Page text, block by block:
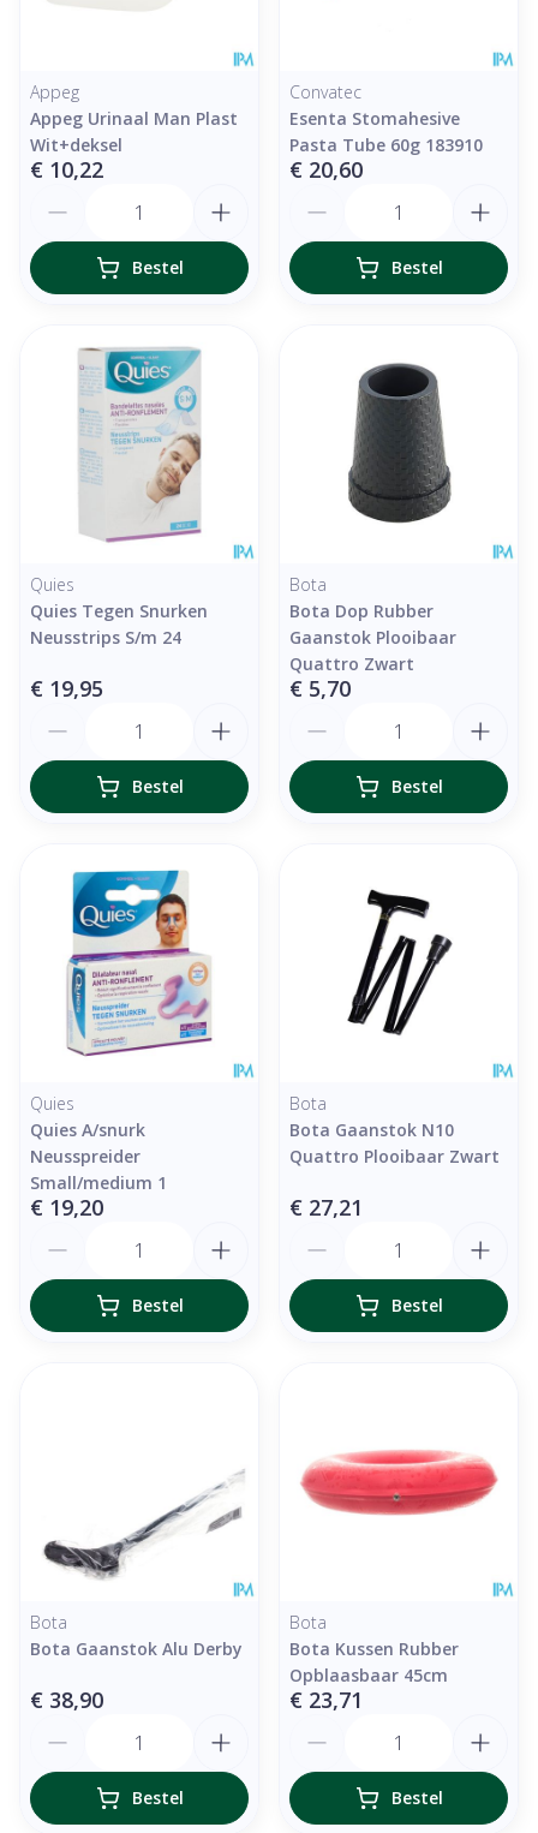
Appeg
Appeg Urinaal Man Plast
Wit+deksel
€ 10,22
Bestel
Convatec
Esenta Stomahesive
Pasta Tube 60g 183910
€ 20,60
Bestel
Quies
Quies Tegen Snurken
Neusstrips S/m 24
€ 19,95
Bestel
Bota
Bota Dop Rubber
Gaanstok Plooibaar
Quattro Zwart
€ 5,70
Bestel
Quies
Quies A/snurk
Neusspreider
Small/medium 1
€ 19,20
Bestel
Bota
Bota Gaanstok N10
Quattro Plooibaar Zwart
€ 27,21
Bestel
Bota
Bota Gaanstok Alu Derby
€ 38,90
Bestel
Bota
Bota Kussen Rubber
Opblaasbaar 45cm
€ 23,71
Bestel